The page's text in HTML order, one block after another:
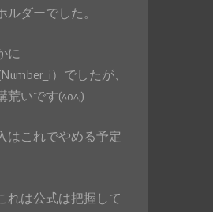
ルダーでした。
に
）でしたが、
荒いです(^o^;)
はこれでやめる予定
れは公式は把握して